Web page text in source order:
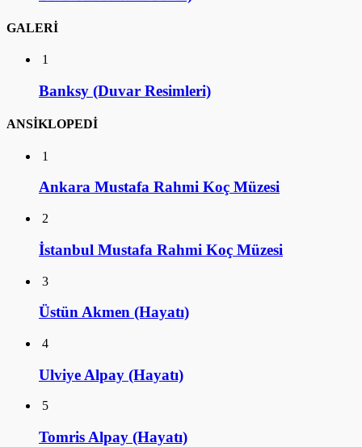
GALERİ
1
Banksy (Duvar Resimleri)
ANSİKLOPEDİ
1
Ankara Mustafa Rahmi Koç Müzesi
2
İstanbul Mustafa Rahmi Koç Müzesi
3
Üstün Akmen (Hayatı)
4
Ulviye Alpay (Hayatı)
5
Tomris Alpay (Hayatı)